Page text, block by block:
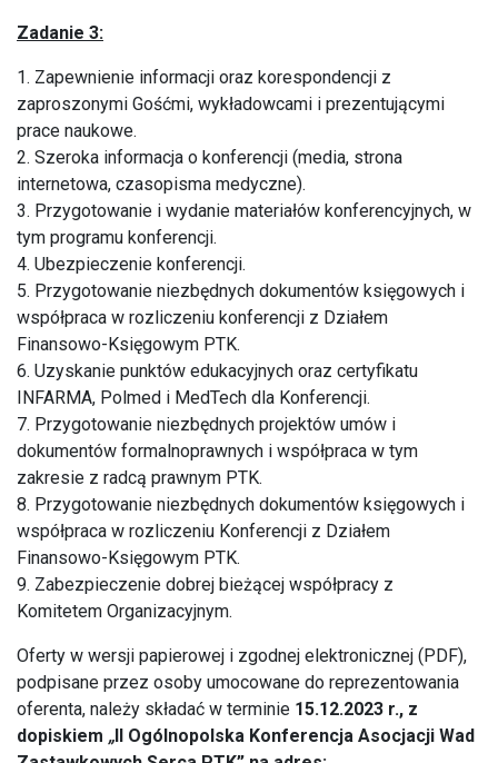
Zadanie 3:
1. Zapewnienie informacji oraz korespondencji z
zaproszonymi Gośćmi, wykładowcami i prezentującymi
prace naukowe.
2. Szeroka informacja o konferencji (media, strona
internetowa, czasopisma medyczne).
3. Przygotowanie i wydanie materiałów konferencyjnych, w
tym programu konferencji.
4. Ubezpieczenie konferencji.
5. Przygotowanie niezbędnych dokumentów księgowych i
współpraca w rozliczeniu konferencji z Działem
Finansowo-Księgowym PTK.
6. Uzyskanie punktów edukacyjnych oraz certyfikatu
INFARMA, Polmed i MedTech dla Konferencji.
7. Przygotowanie niezbędnych projektów umów i
dokumentów formalnoprawnych i współpraca w tym
zakresie z radcą prawnym PTK.
8. Przygotowanie niezbędnych dokumentów księgowych i
współpraca w rozliczeniu Konferencji z Działem
Finansowo-Księgowym PTK.
9. Zabezpieczenie dobrej bieżącej współpracy z
Komitetem Organizacyjnym.
Oferty w wersji papierowej i zgodnej elektronicznej (PDF),
podpisane przez osoby umocowane do reprezentowania
oferenta, należy składać w terminie 15.12.2023 r., z
dopiskiem „II Ogólnopolska Konferencja Asocjacji Wad